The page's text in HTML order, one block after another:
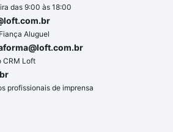
das 9:00 às 18:00
Aluguel
CRM Loft
profissionais de imprensa